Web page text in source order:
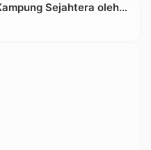
Sejahtera oleh